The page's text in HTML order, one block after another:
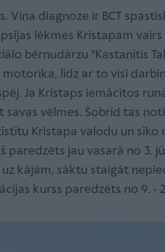
Viņa diagnoze ir BCT
lēkmes Kristapam
bērnudārzu "Kastanītis
līdz ar to visi
Ja Kristaps iemācītos
vēlmes. Šobrīd tas
Kristapa valodu un
paredzēts jau vasarā no 3.
uz kājām, sāktu staigāt
kurss paredzēts no 9. -